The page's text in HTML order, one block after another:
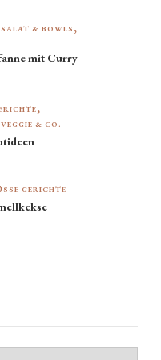
SALAT & BOWLS
mit Curry
VEGGIE & CO.
GERICHTE